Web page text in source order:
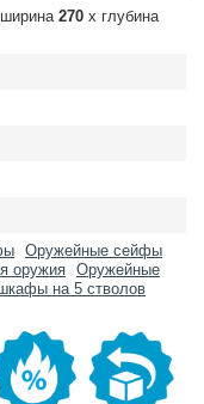
270 х глубина
Оружейные сейфы
оружия Оружейные
на 5 стволов